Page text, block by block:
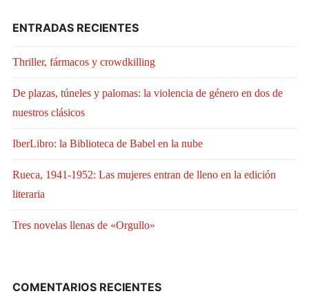
ENTRADAS RECIENTES
Thriller, fármacos y crowdkilling
De plazas, túneles y palomas: la violencia de género en dos de
nuestros clásicos
IberLibro: la Biblioteca de Babel en la nube
Rueca, 1941-1952: Las mujeres entran de lleno en la edición
literaria
Tres novelas llenas de «Orgullo»
COMENTARIOS RECIENTES